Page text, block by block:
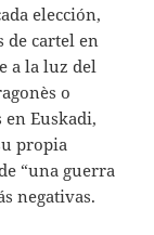
elección,
de cartel en
a la luz del
o
Euskadi,
propia
“una guerra
negativas.